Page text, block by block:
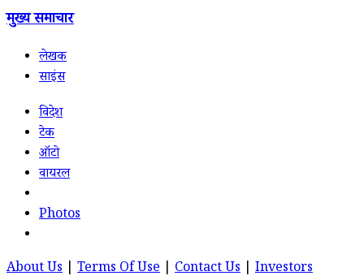
मुख्य समाचार
लेखक
साइंस
विदेश
टेक
ऑटो
वायरल
Photos
About Us Terms Of Use Contact Us
Investors